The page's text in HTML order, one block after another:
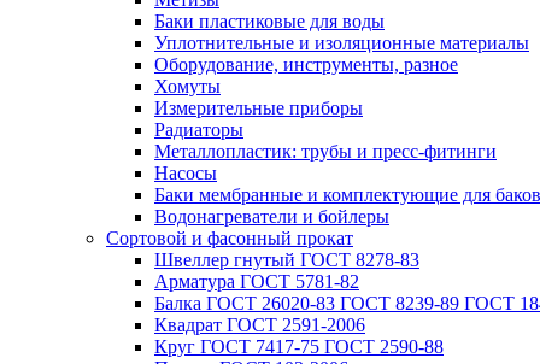
Баки пластиковые для воды
Уплотнительные и изоляционные материалы
Оборудование, инструменты, разное
Хомуты
Измерительные приборы
Радиаторы
Металлопластик: трубы и пресс-фитинги
Насосы
Баки мембранные и комплектующие для баков
Водонагреватели и бойлеры
Сортовой и фасонный прокат
Швеллер гнутый ГОСТ 8278-83
Арматура ГОСТ 5781-82
Балка ГОСТ 26020-83 ГОСТ 8239-89 ГОСТ
Квадрат ГОСТ 2591-2006
Круг ГОСТ 7417-75 ГОСТ 2590-88